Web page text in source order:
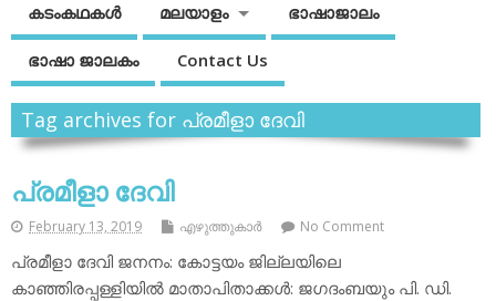
കടംകഥകള്‍ മലയാളം ഭാഷാജാലം
ഭാഷാ ജാലകം Contact Us
Tag archives for പ്രമീളാ ദേവി
പ്രമീളാ ദേവി
February 13, 2019 എഴുത്തുകാര്‍ No Comment
പ്രമീളാ ദേവി ജനനം: കോട്ടയം ജില്ലയിലെ
കാഞ്ഞിരപ്പള്ളിയില്‍ മാതാപിതാക്കള്‍: ജഗദംബയും പി. ഡി.